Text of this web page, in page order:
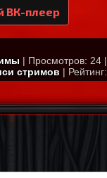
ВК-плеер
| Просмотров: 24 |
стримов | Рейтинг: